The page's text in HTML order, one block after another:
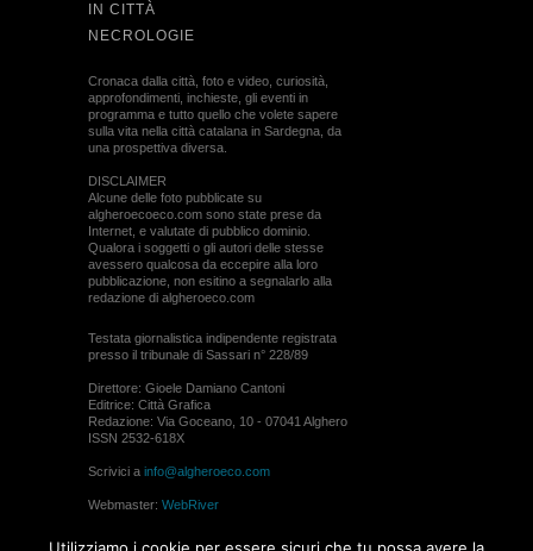
IN CITTÀ
NECROLOGIE
Cronaca dalla città, foto e video, curiosità,
approfondimenti, inchieste, gli eventi in
programma e tutto quello che volete sapere
sulla vita nella città catalana in Sardegna, da
una prospettiva diversa.
DISCLAIMER
Alcune delle foto pubblicate su
algheroecoeco.com sono state prese da
Internet, e valutate di pubblico dominio.
Qualora i soggetti o gli autori delle stesse
avessero qualcosa da eccepire alla loro
pubblicazione, non esitino a segnalarlo alla
redazione di algheroeco.com
Testata giornalistica indipendente registrata
presso il tribunale di Sassari n° 228/89
Direttore: Gioele Damiano Cantoni
Editrice: Città Grafica
Redazione: Via Goceano, 10 - 07041 Alghero
ISSN 2532-618X
Scrivici a info@algheroeco.com
Webmaster: WebRiver